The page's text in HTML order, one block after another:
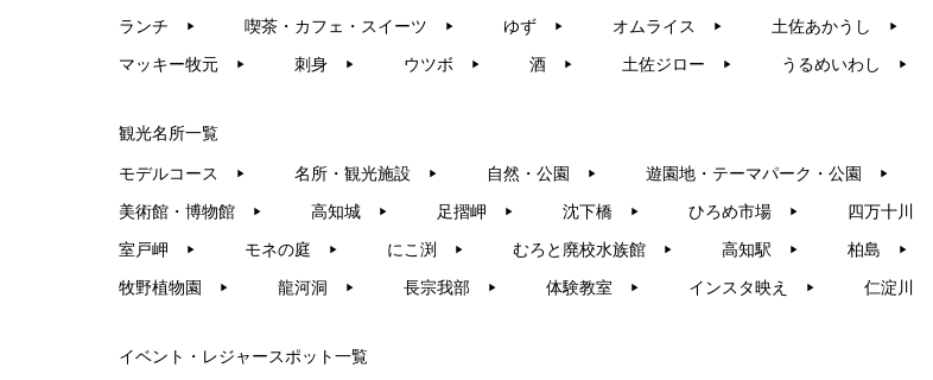
ランチ ▶︎ 喫茶・カフェ・スイーツ ▶︎ ゆず ▶︎ オムライス ▶︎ 土佐あかうし ▶︎
マッキー牧元 ▶︎ 刺身 ▶︎ ウツボ ▶︎ 酒 ▶︎ 土佐ジロー ▶︎ うるめいわし ▶︎
観光名所一覧
モデルコース ▶︎ 名所・観光施設 ▶︎ 自然・公園 ▶︎ 遊園地・テーマパーク・公園 ▶︎
美術館・博物館 ▶︎ 高知城 ▶︎ 足摺岬 ▶︎ 沈下橋 ▶︎ ひろめ市場 ▶︎ 四万十川
室戸岬 ▶︎ モネの庭 ▶︎ にこ渕 ▶︎ むろと廃校水族館 ▶︎ 高知駅 ▶︎ 柏島 ▶︎
牧野植物園 ▶︎ 龍河洞 ▶︎ 長宗我部 ▶︎ 体験教室 ▶︎ インスタ映え ▶︎ 仁淀川
イベント・レジャースポット一覧